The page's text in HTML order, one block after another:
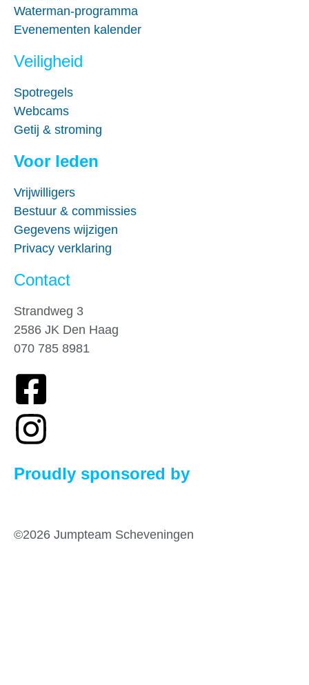
Waterman-programma
Evenementen kalender
Veiligheid
Spotregels
Webcams
Getij & stroming
Voor leden
Vrijwilligers
Bestuur & commissies
Gegevens wijzigen
Privacy verklaring
Contact
Strandweg 3
2586 JK Den Haag
070 785 8981
Proudly sponsored by
©2026 Jumpteam Scheveningen